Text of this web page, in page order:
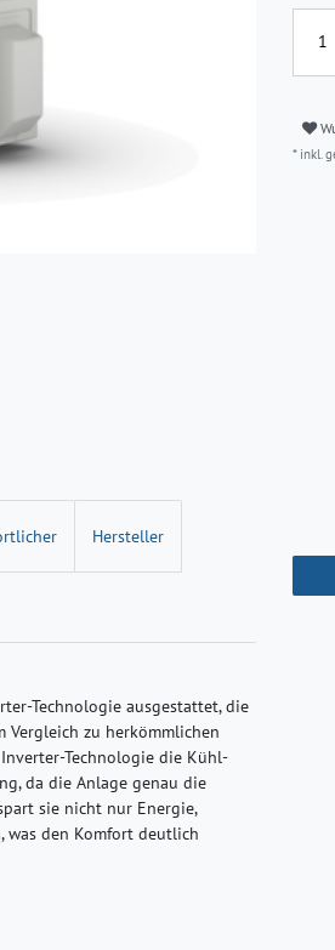
* inkl.
Hersteller
Technologie ausgestattet, die
Vergleich zu herkömmlichen
Technologie die Kühl-
da die Anlage genau die
sie nicht nur Energie,
was den Komfort deutlich